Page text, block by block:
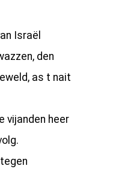
Israël
den
as t nait
vijanden heer